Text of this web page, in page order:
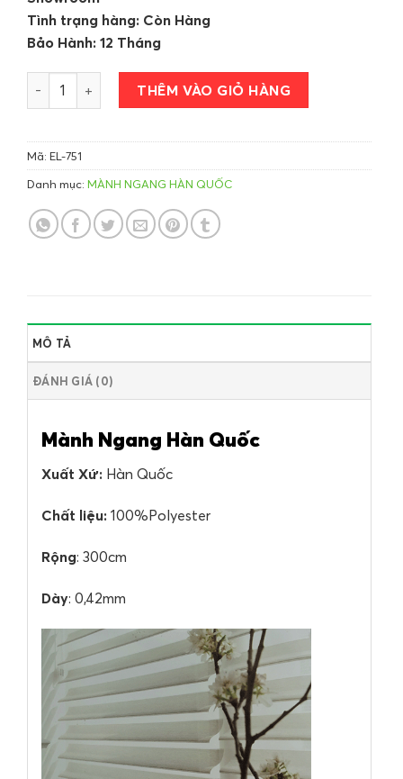
Tình trạng hàng: Còn Hàng
Bảo Hành: 12 Tháng
Mành Ngang Hàn Quốc số lượng
THÊM VÀO GIỎ HÀNG
Mã: EL-751
Danh mục: MÀNH NGANG HÀN QUỐC
MÔ TẢ
ĐÁNH GIÁ (0)
Mành Ngang Hàn Quốc
Xuất Xứ: Hàn Quốc
Chất liệu: 100%Polyester
Rộng: 300cm
Dày: 0,42mm